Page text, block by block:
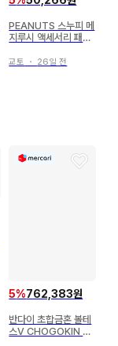
PEANUTS 스누피 메
지루시 액세서리 패니
교토 ・ 26일 전
5%762,383원
반다이 초합금혼 볼테
스V CHOGOKIN 50